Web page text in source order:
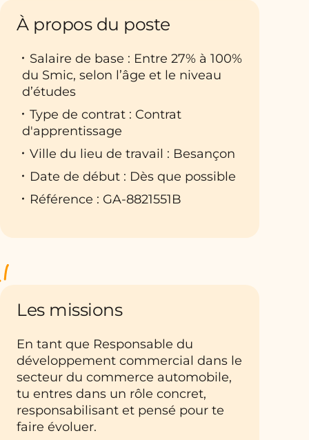
À propos du poste
Salaire de base : Entre 27% à 100%
du Smic, selon l’âge et le niveau
d’études
Type de contrat : Contrat
d'apprentissage
Ville du lieu de travail : Besançon
Date de début : Dès que possible
Référence : GA-8821551B
Les missions
En tant que Responsable du
développement commercial dans le
secteur du commerce automobile,
tu entres dans un rôle concret,
responsabilisant et pensé pour te
faire évoluer.